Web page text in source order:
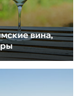
вина,